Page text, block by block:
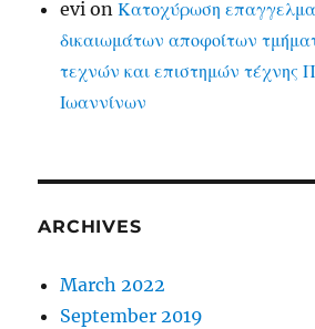
evi onΚατοχύρωση
δικαιωμάτων αποφοίτων
τεχνών και επιστημών τέχνης
Ιωαννίνων
ARCHIVES
March 2022
September 2019